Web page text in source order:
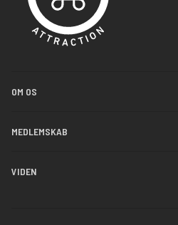
OM OS
MEDLEMSKAB
VIDEN